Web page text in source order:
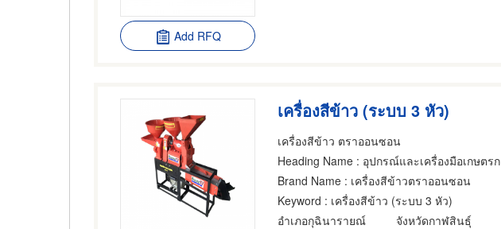
Add RFQ
เครื่องสีข้าว (ระบบ 3 หัว)
เครื่องสีข้าว ตราออนซอน
Heading Name : อุปกรณ์และเครื่องมือเกษตรกรรม,ผู้ติดตั้งเครื่องโม่และเครื่องสี,ขายส่งและผู้ผลิตชิ้นส่วนและอะไหล่เครื่องจักรกล
Brand Name : เครื่องสีข้าวตราออนซอน
Keyword : เครื่องสีข้าว (ระบบ 3 หัว)
อำเภอกุฉินารายณ์
จังหวัดกาฬสินธุ์